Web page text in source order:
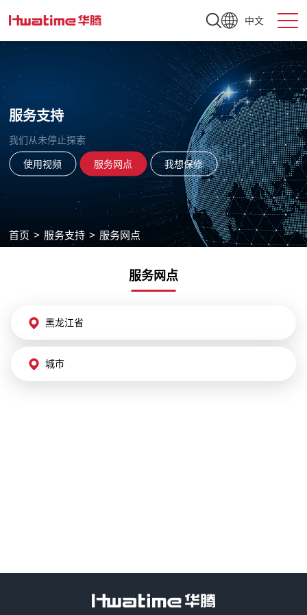
中文
服务支持
我们从未停止探索
使用视频 服务网点 我想保修
首页 > 服务支持 > 服务网点
服务网点
黑龙江省
城市